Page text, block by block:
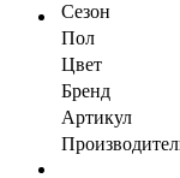
Сезон
Пол
Цвет
Бренд
Артикул